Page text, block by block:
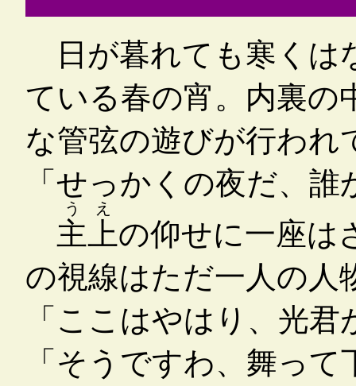
日が暮れても寒くは
ている春の宵。内裏の
な管弦の遊びが行われ
「せっかくの夜だ、
主上
うえ
の仰せに一座は
の視線はただ一人の人
「ここはやはり、光君
「そうですわ、舞っ